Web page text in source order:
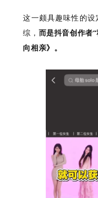
这一颇具趣味性的
综， 而是抖音创作者
向相亲》。